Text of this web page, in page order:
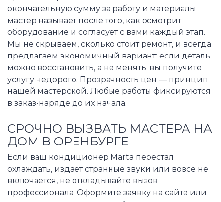
окончательную сумму за работу и материалы
мастер называет после того, как осмотрит
оборудование и согласует с вами каждый этап.
Мы не скрываем, сколько стоит ремонт, и всегда
предлагаем экономичный вариант: если деталь
можно восстановить, а не менять, вы получите
услугу недорого. Прозрачность цен — принцип
нашей мастерской. Любые работы фиксируются
в заказ-наряде до их начала.
СРОЧНО ВЫЗВАТЬ МАСТЕРА НА
ДОМ В ОРЕНБУРГЕ
Если ваш кондиционер Marta перестал
охлаждать, издаёт странные звуки или вовсе не
включается, не откладывайте вызов
профессионала. Оформите заявку на сайте или